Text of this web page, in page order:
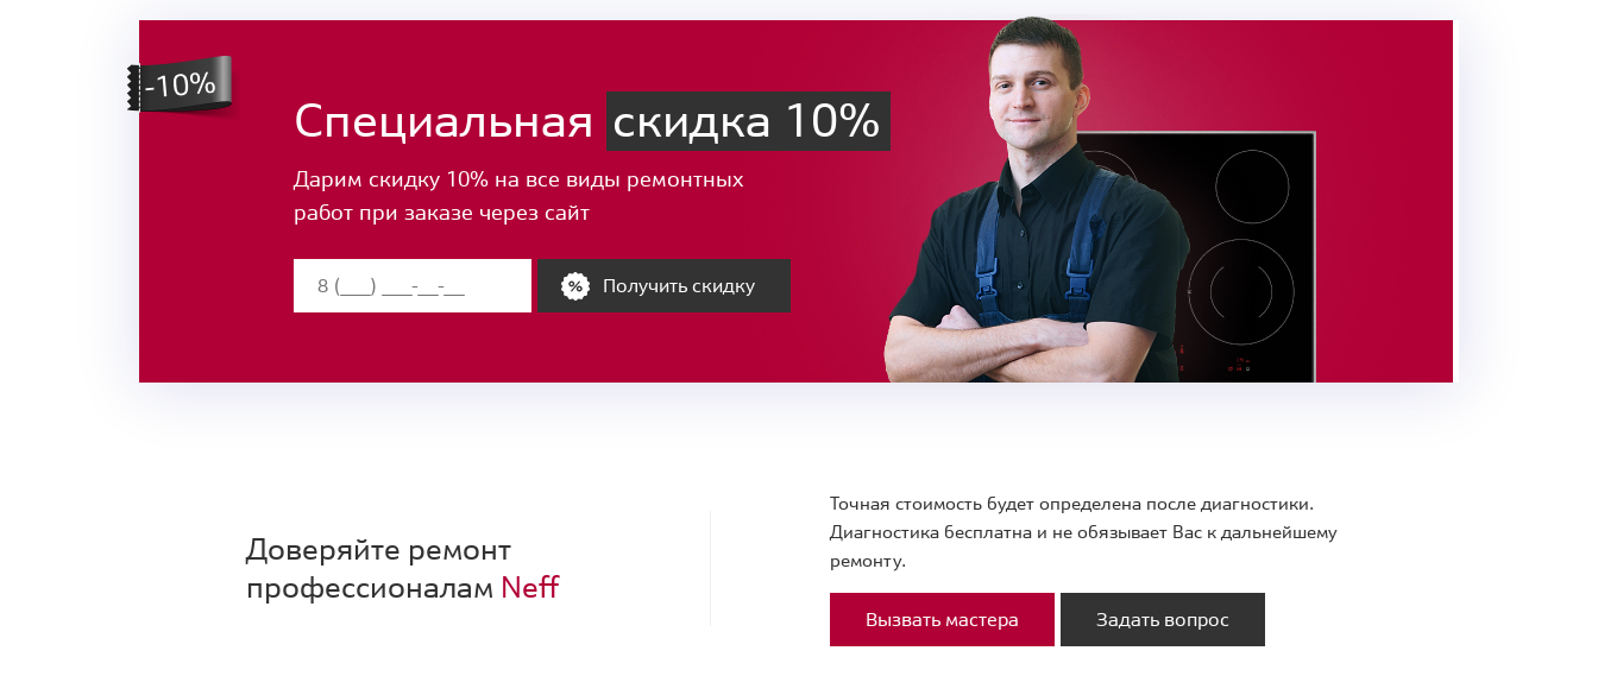
Специальная скидка 10%
Дарим скидку 10% на все виды ремонтных
работ при заказе через сайт
Получить скидку
Доверяйте ремонт
профессионалам Neff
Точная стоимость будет определена после диагностики.
Диагностика бесплатна и не обязывает Вас к дальнейшему
ремонту.
Вызвать мастера Задать вопрос